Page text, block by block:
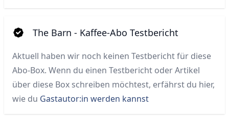
The Barn - Kaffee-Abo Testbericht
Aktuell haben wir noch keinen Testbericht für diese
Abo-Box. Wenn du einen Testbericht oder Artikel
über diese Box schreiben möchtest, erfährst du hier,
wie du Gastautor:in werden kannst